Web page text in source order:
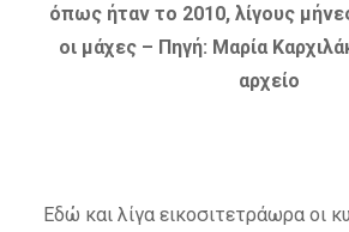
όπως ήταν το 2010, λίγους
οι μάχες – Πηγή: Μαρία
αρχείο
Εδώ και λίγα εικοσιτετράωρα οι